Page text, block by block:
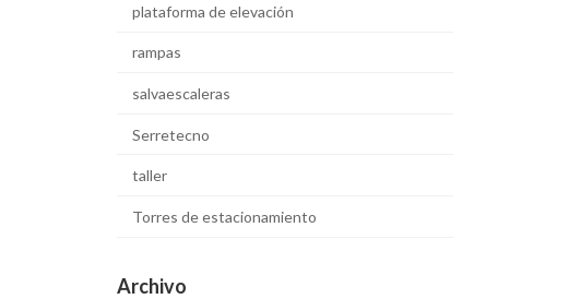
plataforma de elevación
rampas
salvaescaleras
Serretecno
taller
Torres de estacionamiento
Archivo